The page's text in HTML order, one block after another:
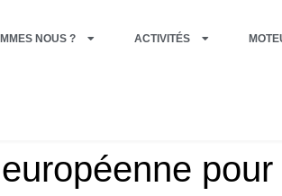
NOUS ? ACTIVITÉS
pour